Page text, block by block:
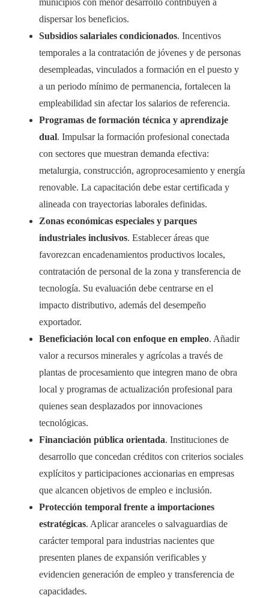
municipios con menor desarrollo contribuyen a
dispersar los beneficios.
Subsidios salariales condicionados. Incentivos
temporales a la contratación de jóvenes y de personas
desempleadas, vinculados a formación en el puesto y
a un periodo mínimo de permanencia, fortalecen la
empleabilidad sin afectar los salarios de referencia.
Programas de formación técnica y aprendizaje
dual. Impulsar la formación profesional conectada
con sectores que muestran demanda efectiva:
metalurgia, construcción, agroprocesamiento y energía
renovable. La capacitación debe estar certificada y
alineada con trayectorias laborales definidas.
Zonas económicas especiales y parques
industriales inclusivos. Establecer áreas que
favorezcan encadenamientos productivos locales,
contratación de personal de la zona y transferencia de
tecnología. Su evaluación debe centrarse en el
impacto distributivo, además del desempeño
exportador.
Beneficiación local con enfoque en empleo. Añadir
valor a recursos minerales y agrícolas a través de
plantas de procesamiento que integren mano de obra
local y programas de actualización profesional para
quienes sean desplazados por innovaciones
tecnológicas.
Financiación pública orientada. Instituciones de
desarrollo que concedan créditos con criterios sociales
explícitos y participaciones accionarias en empresas
que alcancen objetivos de empleo e inclusión.
Protección temporal frente a importaciones
estratégicas. Aplicar aranceles o salvaguardias de
carácter temporal para industrias nacientes que
presenten planes de expansión verificables y
evidencien generación de empleo y transferencia de
capacidades.